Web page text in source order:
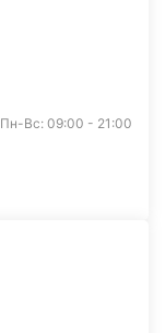
Пн-Вс: 09:00 - 21:00